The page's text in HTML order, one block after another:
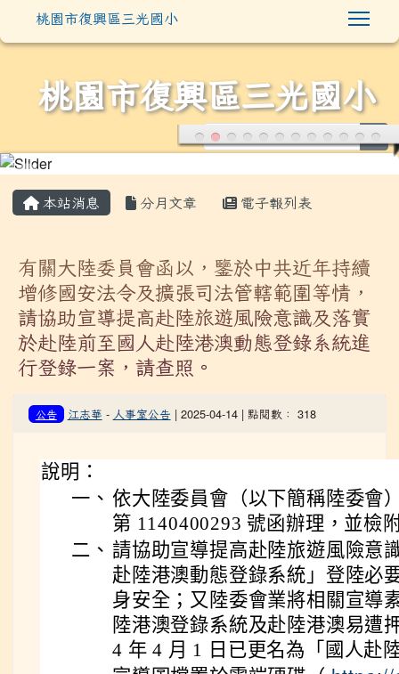
桃園市復興區三光國小
桃園市復興區三光國小
本站消息 分月文章 電子報列表
有關大陸委員會函以，鑒於中共近年持續
增修國安法令及擴張司法管轄範圍等情，
請協助宣導提高赴陸旅遊風險意識及落實
於赴陸前至國人赴陸港澳動態登錄系統進
行登錄一案，請查照。
公告 江志華 - 人事室公告 | 2025-04-14 | 點閱數： 318
說明：
一、 依大陸委員會（以下簡稱陸委會
第 1140400293 號函辦理，並檢
二、 請協助宣導提高赴陸旅遊風險意
赴陸港澳動態登錄系統」登陸必
身安全；又陸委會業將相關宣導
陸港澳登錄系統及赴陸港澳易遭
4 年 4 月 1 日已更名為「國人赴